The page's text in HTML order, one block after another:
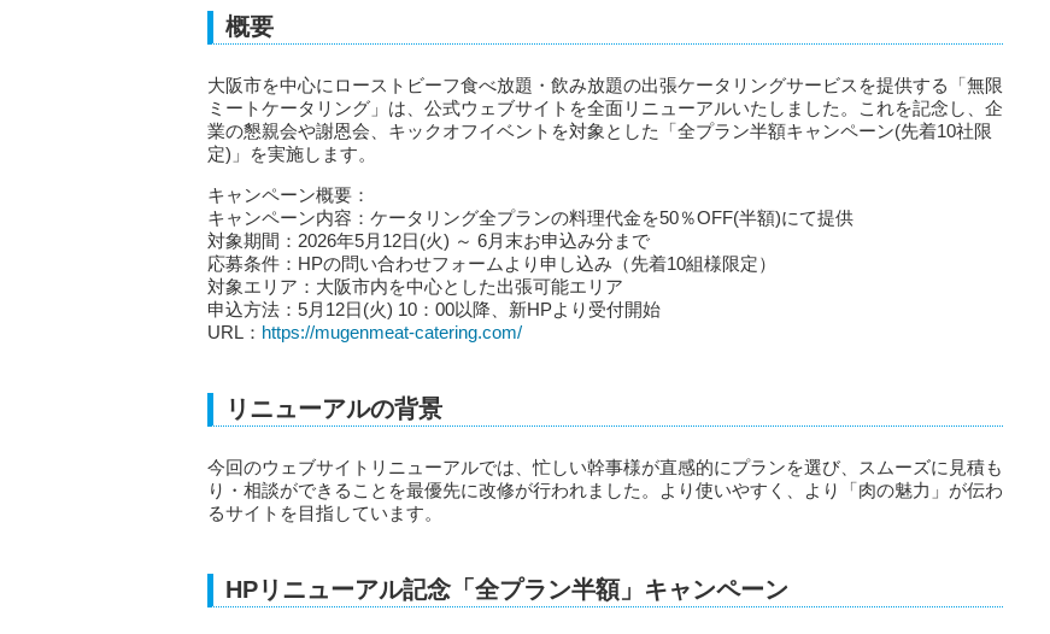
概要
大阪市を中心にローストビーフ食べ放題・飲み放題の出張ケータリングサービスを提供する「無限
ミートケータリング」は、公式ウェブサイトを全面リニューアルいたしました。これを記念し、企
業の懇親会や謝恩会、キックオフイベントを対象とした「全プラン半額キャンペーン(先着10社限
定)」を実施します。
キャンペーン概要：
キャンペーン内容：ケータリング全プランの料理代金を50％OFF(半額)にて提供
対象期間：2026年5月12日(火) ～ 6月末お申込み分まで
応募条件：HPの問い合わせフォームより申し込み（先着10組様限定）
対象エリア：大阪市内を中心とした出張可能エリア
申込方法：5月12日(火) 10：00以降、新HPより受付開始
URL： https://mugenmeat-catering.com/
リニューアルの背景
今回のウェブサイトリニューアルでは、忙しい幹事様が直感的にプランを選び、スムーズに見積も
り・相談ができることを最優先に改修が行われました。より使いやすく、より「肉の魅力」が伝わ
るサイトを目指しています。
HPリニューアル記念「全プラン半額」キャンペーン